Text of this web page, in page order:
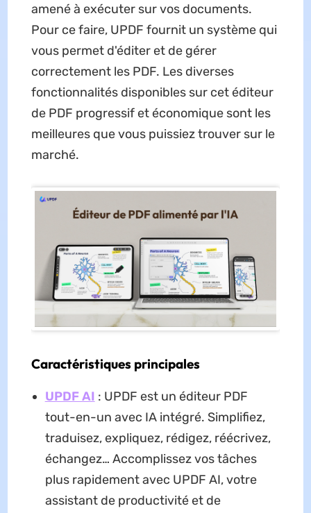
amené à exécuter sur vos documents.
Pour ce faire, UPDF fournit un système qui
vous permet d'éditer et de gérer
correctement les PDF. Les diverses
fonctionnalités disponibles sur cet éditeur
de PDF progressif et économique sont les
meilleures que vous puissiez trouver sur le
marché.
Caractéristiques principales
UPDF AI : UPDF est un éditeur PDF
tout-en-un avec IA intégré. Simplifiez,
traduisez, expliquez, rédigez, réécrivez,
échangez… Accomplissez vos tâches
plus rapidement avec UPDF AI, votre
assistant de productivité et de